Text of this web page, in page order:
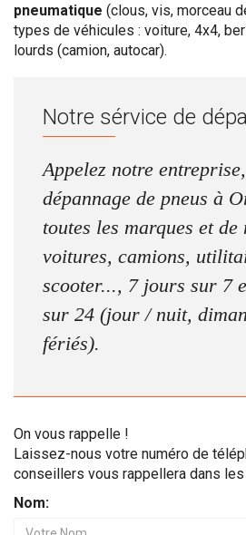
pneumatique (clous, vis, morceau
types de véhicules : voiture, 4x4,
lourds (camion, autocar).
Notre sérvice de
Appelez notre
dépannage de pneus à
toutes les marques et de
voitures, camions,
scooter..., 7 jours sur 7
sur 24 (jour / nuit,
fériés).
On vous rappelle !
Laissez-nous votre numéro de
conseillers vous rappellera dans
Nom: